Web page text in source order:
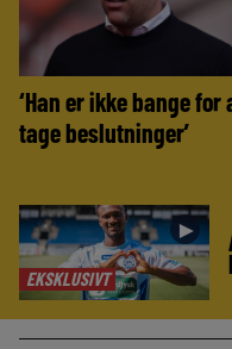
‘Han er ikke bange for
tage beslutninger’
EKSKLUSIVT
►